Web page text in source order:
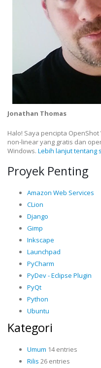
Jonathan Thomas
Halo! Saya pencipta
non-linear yang gratis dan
Windows. Lebih lanjut tentang
Proyek Penting
Amazon Web Services
CLion
Django
Gimp
Inkscape
Launchpad
PyCharm
PyDev - Eclipse Plugin
PyQt
Python
Ubuntu
Kategori
Umum 14 entries
Rilis 26 entries